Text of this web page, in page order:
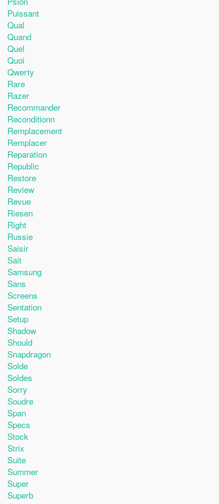
Puissant
Qual
Quand
Quel
Quoi
Qwerty
Rare
Razer
Recommander
Reconditionn
Remplacement
Remplacer
Reparation
Republic
Restore
Review
Revue
Riesen
Right
Russie
Saisir
Sait
Samsung
Sans
Screens
Sentation
Setup
Shadow
Should
Snapdragon
Solde
Soldes
Sorry
Soudre
Span
Specs
Stock
Strix
Suite
Summer
Super
Superb